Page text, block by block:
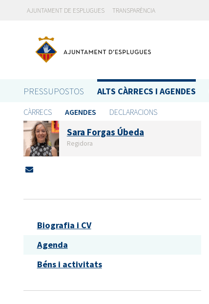
AJUNTAMENT DE ESPLUGUES TRANSPARÈNCIA
PRESSUPOSTOS ALTS CÀRRECS I AGENDES
CÀRRECS AGENDES DECLARACIONS
Sara Forgas Úbeda
Regidora
Biografia i CV
Agenda
Béns i activitats